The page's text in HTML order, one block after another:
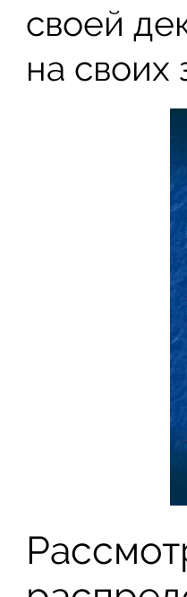
своей
на своих